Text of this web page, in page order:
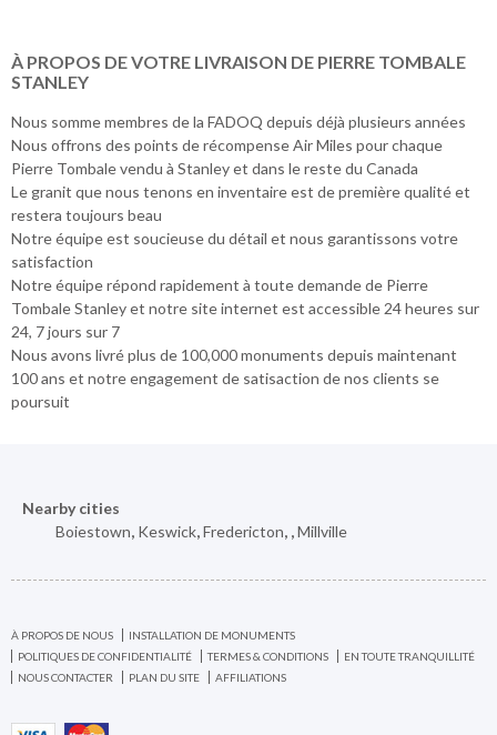
À PROPOS DE VOTRE LIVRAISON DE PIERRE TOMBALE
STANLEY
Nous somme membres de la FADOQ depuis déjà plusieurs années
Nous offrons des points de récompense Air Miles pour chaque
Pierre Tombale vendu à Stanley et dans le reste du Canada
Le granit que nous tenons en inventaire est de première qualité et
restera toujours beau
Notre équipe est soucieuse du détail et nous garantissons votre
satisfaction
Notre équipe répond rapidement à toute demande de Pierre
Tombale Stanley et notre site internet est accessible 24 heures sur
24, 7 jours sur 7
Nous avons livré plus de 100,000 monuments depuis maintenant
100 ans et notre engagement de satisaction de nos clients se
poursuit
Nearby cities
Boiestown, Keswick,Fredericton, ,Millville
À PROPOS DE NOUS
INSTALLATION DE MONUMENTS
POLITIQUES DE CONFIDENTIALITÉ
TERMES & CONDITIONS
EN TOUTE TRANQUILLITÉ
NOUS CONTACTER
PLAN DU SITE AFFILIATIONS